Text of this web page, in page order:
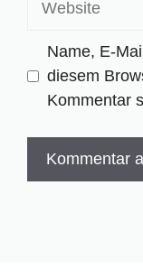
Name, E-
diesem
Kommentar